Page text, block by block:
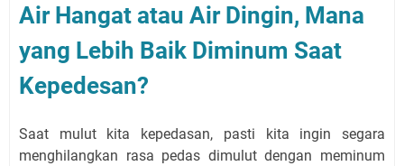
Air Hangat atau Air Dingin, Mana
yang Lebih Baik Diminum Saat
Kepedesan?
Saat mulut kita kepedasan, pasti kita ingin segara
menghilangkan rasa pedas dimulut dengan meminum